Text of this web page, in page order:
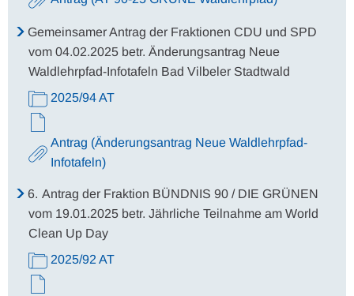
Gemeinsamer Antrag der Fraktionen CDU und SPD
vom 04.02.2025 betr. Änderungsantrag Neue
Waldlehrpfad-Infotafeln Bad Vilbeler Stadtwald
2025/94 AT
Antrag (Änderungsantrag Neue Waldlehrpfad-
Infotafeln)
6. Antrag der Fraktion BÜNDNIS 90 / DIE GRÜNEN
vom 19.01.2025 betr. Jährliche Teilnahme am World
Clean Up Day
2025/92 AT